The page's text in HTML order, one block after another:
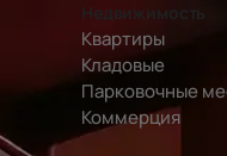
Недвижимость
Квартиры
Кладовые
Парковочные
Коммерция